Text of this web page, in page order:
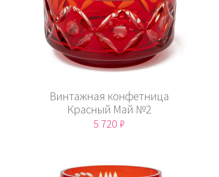
Винтажная конфетница
Красный Май №2
5 720 ₽